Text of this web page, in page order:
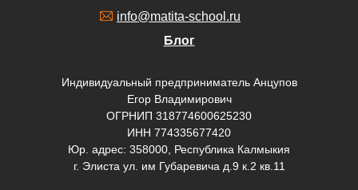
info@matita-school.ru
Блог
Индивидуальный предприниматель Анцупов
Егор Владимирович
ОГРНИП 318774600625230
ИНН 774335677420
Юр. адрес: 358000, Республика Калмыкия
г. Элиста ул. им Губаревича д.9 к.2 кв.11